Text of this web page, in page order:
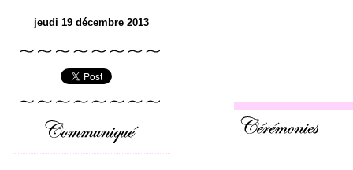
jeudi 19 décembre 2013